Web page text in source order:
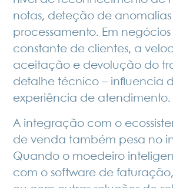
notas, deteção de
processamento. Em
constante de clientes, a
aceitação e devolução do
detalhe técnico – influencia
experiência de atendimento.
A integração com o
de venda também pesa no
Quando o moedeiro
com o software de